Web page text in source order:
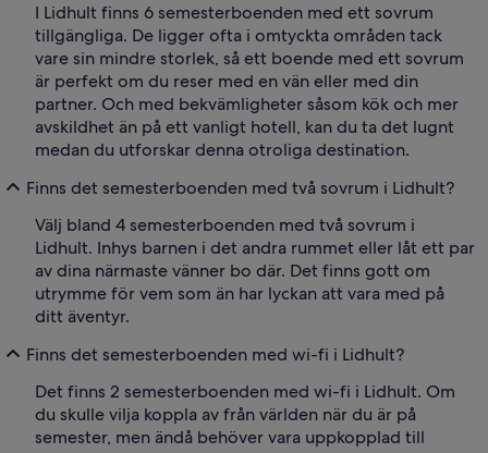
I Lidhult finns 6 semesterboenden med ett sovrum
tillgängliga. De ligger ofta i omtyckta områden tack
vare sin mindre storlek, så ett boende med ett sovrum
är perfekt om du reser med en vän eller med din
partner. Och med bekvämligheter såsom kök och mer
avskildhet än på ett vanligt hotell, kan du ta det lugnt
medan du utforskar denna otroliga destination.
Finns det semesterboenden med två sovrum i Lidhult?
Välj bland 4 semesterboenden med två sovrum i
Lidhult. Inhys barnen i det andra rummet eller låt ett par
av dina närmaste vänner bo där. Det finns gott om
utrymme för vem som än har lyckan att vara med på
ditt äventyr.
Finns det semesterboenden med wi-fi i Lidhult?
Det finns 2 semesterboenden med wi-fi i Lidhult. Om
du skulle vilja koppla av från världen när du är på
semester, men ändå behöver vara uppkopplad till